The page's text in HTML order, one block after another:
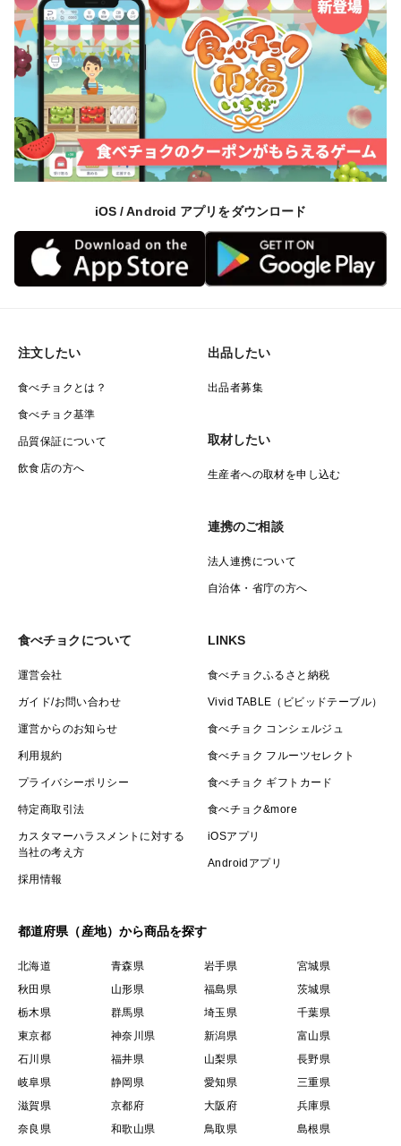
iOS / Android アプリをダウンロード
注文したい
食べチョクとは？
食べチョク基準
品質保証について
飲食店の方へ
出品したい
出品者募集
取材したい
生産者への取材を申し込む
連携のご相談
法人連携について
自治体・省庁の方へ
食べチョクについて
運営会社
ガイド/お問い合わせ
運営からのお知らせ
利用規約
プライバシーポリシー
特定商取引法
カスタマーハラスメントに対する
当社の考え方
採用情報
LINKS
食べチョクふるさと納税
Vivid TABLE（ビビッドテーブル）
食べチョク コンシェルジュ
食べチョク フルーツセレクト
食べチョク ギフトカード
食べチョク&more
iOSアプリ
Androidアプリ
都道府県（産地）から商品を探す
北海道 青森県 岩手県
宮城県
秋田県
山形県 福島県
茨城県
栃木県
群馬県 埼玉県
千葉県
東京都
神奈川県 新潟県
富山県
石川県
福井県 山梨県
長野県
岐阜県
静岡県 愛知県
三重県
滋賀県
京都府 大阪府
兵庫県
奈良県
和歌山県 鳥取県
島根県